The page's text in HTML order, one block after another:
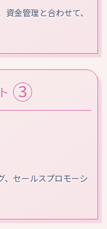
金管理と合わせて、
③
、セールスプロモーシ